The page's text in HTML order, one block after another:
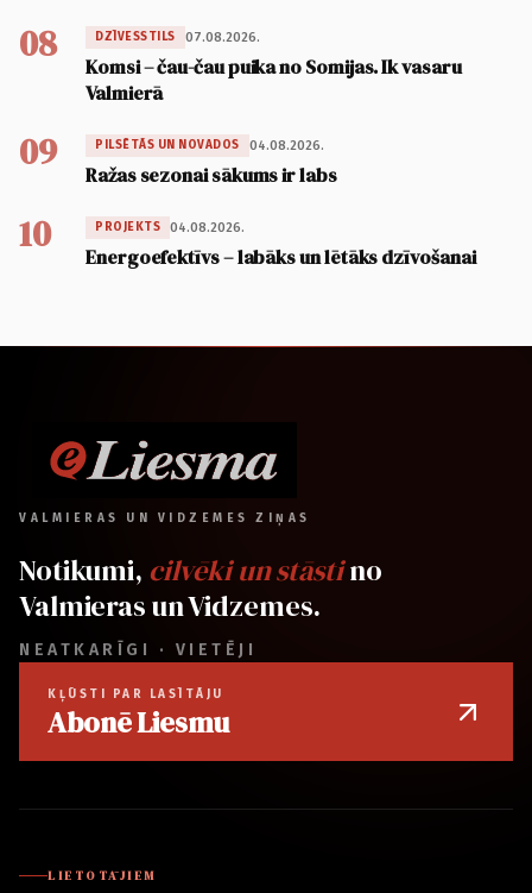
08 DZĪVESSTILS 07.08.2026.
Komsi – čau-čau puika no Somijas. Ik vasaru
Valmierā
09 PILSĒTĀS UN NOVADOS 04.08.2026.
Ražas sezonai sākums ir labs
10 PROJEKTS 04.08.2026.
Energoefektīvs – labāks un lētāks dzīvošanai
VALMIERAS UN VIDZEMES ZIŅAS
Notikumi, cilvēki un stāstino
Valmieras un Vidzemes.
NEATKARĪGI · VIETĒJI
KĻŪSTI PAR LASĪTĀJU
Abonē Liesmu
LIETOTĀJIEM